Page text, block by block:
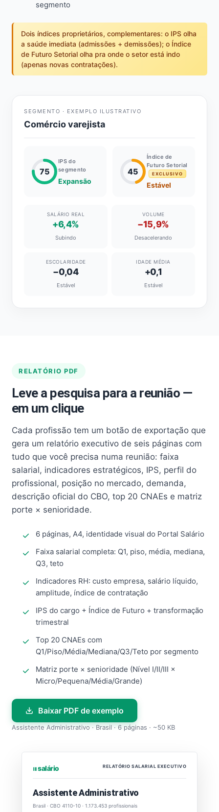
segmento
Dois índices proprietários, complementares: o IPS olha
a saúde imediata (admissões + demissões); o Índice
de Futuro Setorial olha pra onde o setor está indo
(apenas novas contratações).
SEGMENTO · EXEMPLO ILUSTRATIVO
Comércio varejista
75
IPS do
segmento
Expansão
45
Índice de
Futuro Setorial
EXCLUSIVO
Estável
SALÁRIO REAL
+6,4%
Subindo
VOLUME
−15,9%
Desacelerando
ESCOLARIDADE
−0,04
Estável
IDADE MÉDIA
+0,1
Estável
RELATÓRIO PDF
Leve a pesquisa para a reunião —
em um clique
Cada profissão tem um botão de exportação que
gera um relatório executivo de seis páginas com
tudo que você precisa numa reunião: faixa
salarial, indicadores estratégicos, IPS, perfil do
profissional, posição no mercado, demanda,
descrição oficial do CBO, top 20 CNAEs e matriz
porte × senioridade.
6 páginas, A4, identidade visual do Portal Salário
Faixa salarial completa: Q1, piso, média, mediana,
Q3, teto
Indicadores RH: custo empresa, salário líquido,
amplitude, índice de contratação
IPS do cargo + Índice de Futuro + transformação
trimestral
Top 20 CNAEs com
Q1/Piso/Média/Mediana/Q3/Teto por segmento
Matriz porte × senioridade (Nível I/II/III ×
Micro/Pequena/Média/Grande)
Baixar PDF de exemplo
Assistente Administrativo · Brasil · 6 páginas · ~50 KB
⏐⏐⏐ salário RELATÓRIO SALARIAL EXECUTIVO
Assistente Administrativo
Brasil · CBO 4110-10 · 1.173.453 profissionais